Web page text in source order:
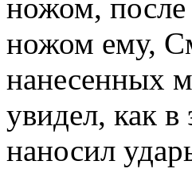
ножом, после
ножом ему,
нанесенных
увидел, как
наносил